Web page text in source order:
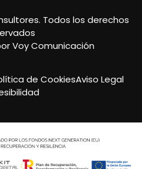
Todos los derechos
Voy Comunicación
de CookiesAviso Legal